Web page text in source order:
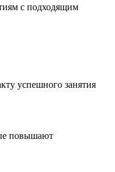
с подходящим
успешного занятия
повышают